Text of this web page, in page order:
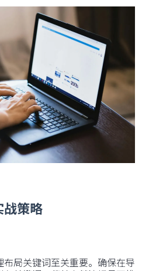
战策略
局关键词至关重要。确保在导